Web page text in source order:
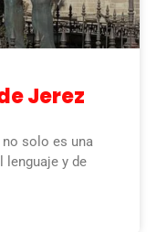
Jerez
no solo es una
lenguaje y de